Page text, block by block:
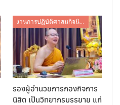
งานการปฏิบัติศาสนกิจนิสิต
รองผู้อำนวยการกองกิจการ
นิสิต เป็นวิทยากรบรรยาย แก่